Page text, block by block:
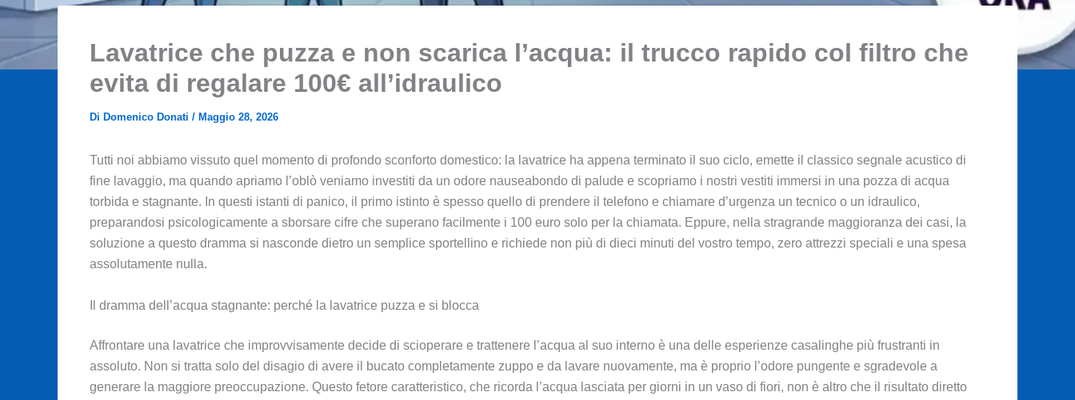
Lavatrice che puzza e non scarica l’acqua: il trucco rapido col filtro che
evita di regalare 100€ all’idraulico
Di Domenico Donati / Maggio 28, 2026
Tutti noi abbiamo vissuto quel momento di profondo sconforto domestico: la lavatrice ha appena terminato il suo ciclo, emette il classico segnale acustico di
fine lavaggio, ma quando apriamo l’oblò veniamo investiti da un odore nauseabondo di palude e scopriamo i nostri vestiti immersi in una pozza di acqua
torbida e stagnante. In questi istanti di panico, il primo istinto è spesso quello di prendere il telefono e chiamare d’urgenza un tecnico o un idraulico,
preparandosi psicologicamente a sborsare cifre che superano facilmente i 100 euro solo per la chiamata. Eppure, nella stragrande maggioranza dei casi, la
soluzione a questo dramma si nasconde dietro un semplice sportellino e richiede non più di dieci minuti del vostro tempo, zero attrezzi speciali e una spesa
assolutamente nulla.
Il dramma dell’acqua stagnante: perché la lavatrice puzza e si blocca
Affrontare una lavatrice che improvvisamente decide di scioperare e trattenere l’acqua al suo interno è una delle esperienze casalinghe più frustranti in
assoluto. Non si tratta solo del disagio di avere il bucato completamente zuppo e da lavare nuovamente, ma è proprio l’odore pungente e sgradevole a
generare la maggiore preoccupazione. Questo fetore caratteristico, che ricorda l’acqua lasciata per giorni in un vaso di fiori, non è altro che il risultato diretto